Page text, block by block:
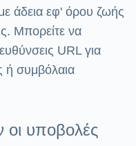
άδεια εφ' όρου ζωής
Μπορείτε να
URL για
ή συμβόλαια
οι υποβολές